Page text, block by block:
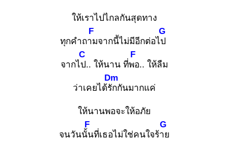
ให้เราไปไกลกันสุดทาง
ทุกคำถาม
F
จากนี้ไม่มีอีกต่อไป
G
จากไป.
C
. ให้นาน ที่พอ
F
.. ให้ลืม
ว่าเคยได้รัก
Dm
กันมากแค่
ให้นานพอจะให้อภัย
จนวันนั้น
F
ที่เธอไม่ใช่คนใจร้าย
G